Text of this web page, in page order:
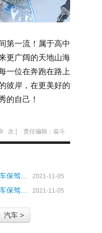
第一流！属于高中
更广阔的天地山海
一位在奔跑在路上
彼岸，在更美好的
的自己！
次 | 责任编辑：奋斗
保驾… 2021-11-05
保驾… 2021-11-05
汽车 >